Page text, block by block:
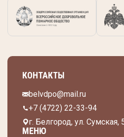
КОНТАКТЫ
belvdpo@mail.ru
+7 (4722) 22-33-94
г. Белгород, ул. Сумская,
МЕНЮ